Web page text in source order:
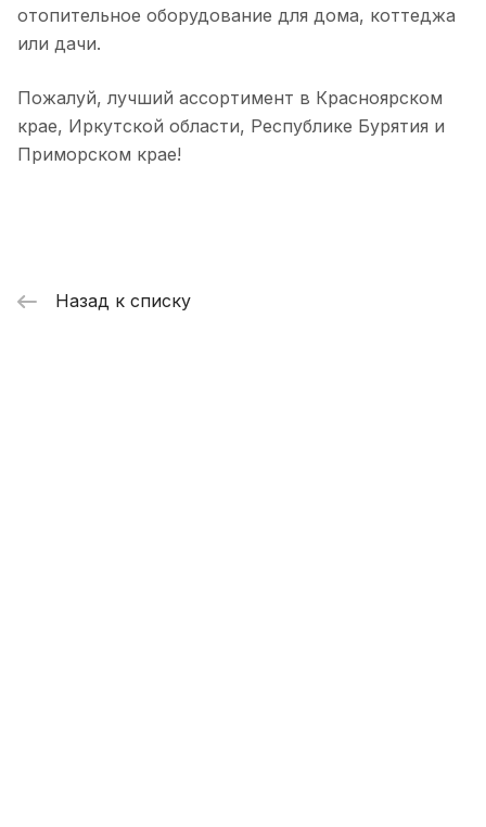
отопительное оборудование для дома, коттеджа
или дачи.
Пожалуй, лучший ассортимент в Красноярском
крае, Иркутской области, Республике Бурятия и
Приморском крае!
Назад к списку